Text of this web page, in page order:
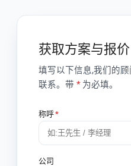
获取方案与报价
填写以下信息,我们的
联系。带 *为必填。
称呼*
公司